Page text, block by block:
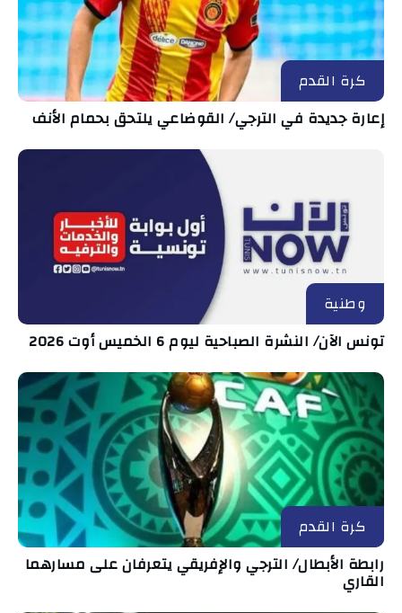
كرة القدم
إعارة جديدة في الترجي/ القوضاعي يلتحق بحمام الأنف
وطنية
تونس الآن/ النشرة الصباحية ليوم 6 الخميس أوت 2026
كرة القدم
رابطة الأبطال/ الترجي والإفريقي يتعرفان على مسارهما
القاري